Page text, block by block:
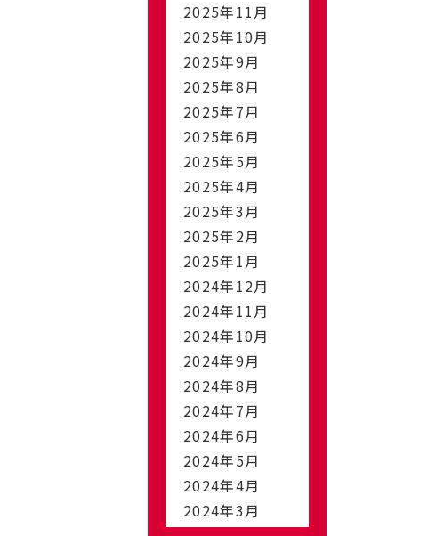
2025年11月
2025年10月
2025年9月
2025年8月
2025年7月
2025年6月
2025年5月
2025年4月
2025年3月
2025年2月
2025年1月
2024年12月
2024年11月
2024年10月
2024年9月
2024年8月
2024年7月
2024年6月
2024年5月
2024年4月
2024年3月